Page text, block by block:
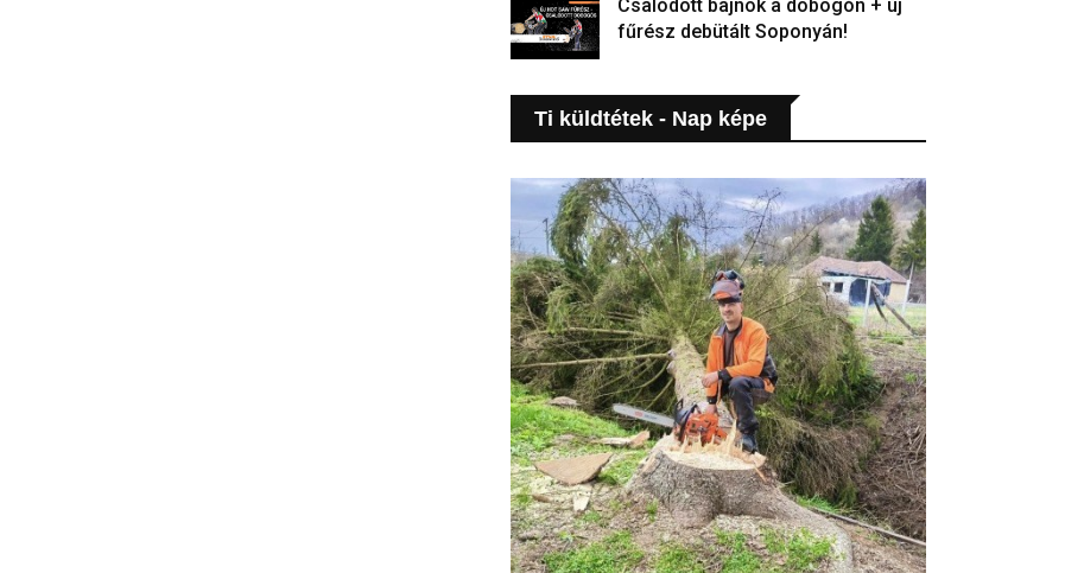
Csalódott bajnok a dobogón + új
fűrész debütált Soponyán!
Ti küldtétek - Nap képe